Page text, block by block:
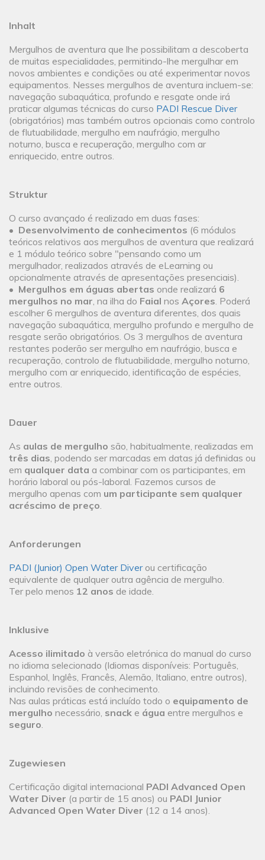
Inhalt
Mergulhos de aventura que lhe possibilitam a descoberta
de muitas especialidades, permitindo-lhe mergulhar em
novos ambientes e condições ou até experimentar novos
equipamentos. Nesses mergulhos de aventura incluem-se:
navegação subaquática, profundo e resgate onde irá
praticar algumas técnicas do curso PADI Rescue Diver
(obrigatórios) mas também outros opcionais como controlo
de flutuabilidade, mergulho em naufrágio, mergulho
noturno, busca e recuperação, mergulho com ar
enriquecido, entre outros.
Struktur
O curso avançado é realizado em duas fases:
• Desenvolvimento de conhecimentos (6 módulos
teóricos relativos aos mergulhos de aventura que realizará
e 1 módulo teórico sobre "pensando como um
mergulhador, realizados através de eLearning ou
opcionalmente através de apresentações presenciais).
• Mergulhos em águas abertas onde realizará 6
mergulhos no mar, na ilha do Faial nos Açores. Poderá
escolher 6 mergulhos de aventura diferentes, dos quais
navegação subaquática, mergulho profundo e mergulho de
resgate serão obrigatórios. Os 3 mergulhos de aventura
restantes poderão ser mergulho em naufrágio, busca e
recuperação, controlo de flutuabilidade, mergulho noturno,
mergulho com ar enriquecido, identificação de espécies,
entre outros.
Dauer
As aulas de mergulho são, habitualmente, realizadas em
três dias, podendo ser marcadas em datas já definidas ou
em qualquer data a combinar com os participantes, em
horário laboral ou pós-laboral. Fazemos cursos de
mergulho apenas com um participante sem qualquer
acréscimo de preço.
Anforderungen
PADI (Junior) Open Water Diverou certificação
equivalente de qualquer outra agência de mergulho.
Ter pelo menos 12 anos de idade.
Inklusive
Acesso ilimitado à versão eletrónica do manual do curso
no idioma selecionado (Idiomas disponíveis: Português,
Espanhol, Inglês, Francês, Alemão, Italiano, entre outros),
incluindo revisões de conhecimento.
Nas aulas práticas está incluído todo o equipamento de
mergulho necessário, snack e água entre mergulhos e
seguro.
Zugewiesen
Certificação digital internacional PADI Advanced Open
Water Diver (a partir de 15 anos) ou PADI Junior
Advanced Open Water Diver (12 a 14 anos).